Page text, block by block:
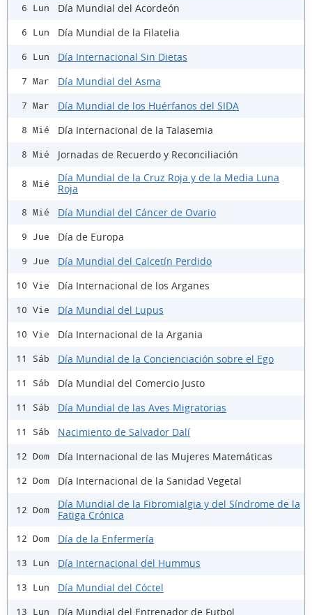
6 Lun Día Mundial del Acordeón
6 Lun Día Mundial de la Filatelia
6 Lun Día Internacional Sin Dietas
7 Mar Día Mundial del Asma
7 Mar Día Mundial de los Huérfanos del SIDA
8 Mié Día Internacional de la Talasemia
8 Mié Jornadas de Recuerdo y Reconciliación
8 Mié
Día Mundial de la Cruz Roja y de la Media Luna
Roja
8 Mié Día Mundial del Cáncer de Ovario
9 Jue Día de Europa
9 Jue Día Mundial del Calcetín Perdido
10 Vie Día Internacional de los Arganes
10 Vie Día Mundial del Lupus
10 Vie Día Internacional de la Argania
11 Sáb Día Mundial de la Concienciación sobre el Ego
11 Sáb Día Mundial del Comercio Justo
11 Sáb Día Mundial de las Aves Migratorias
11 Sáb Nacimiento de Salvador Dalí
12 Dom Día Internacional de las Mujeres Matemáticas
12 Dom Día Internacional de la Sanidad Vegetal
12 Dom
Día Mundial de la Fibromialgia y del Síndrome de la
Fatiga Crónica
12 Dom Día de la Enfermería
13 Lun Día Internacional del Hummus
13 Lun Día Mundial del Cóctel
13 Lun Día Mundial del Entrenador de Futbol